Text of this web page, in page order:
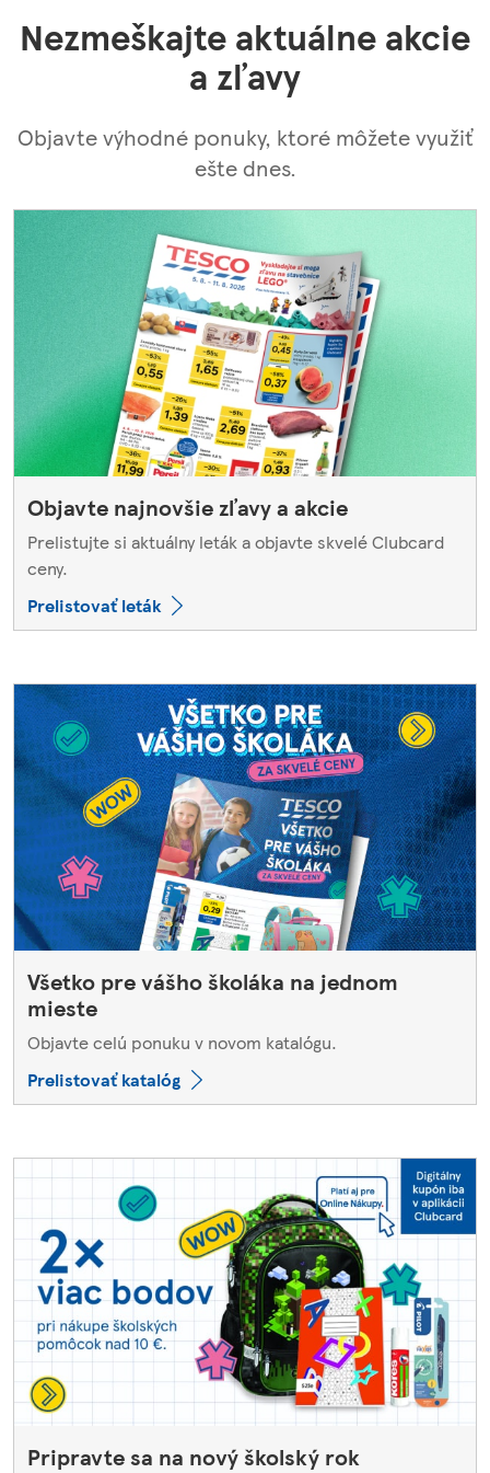
Nezmeškajte aktuálne akcie
a zľavy
Objavte výhodné ponuky, ktoré môžete využiť
ešte dnes.
Objavte najnovšie zľavy a akcie
Prelistujte si aktuálny leták a objavte skvelé Clubcard
ceny.
Prelistovať leták
Všetko pre vášho školáka na jednom
mieste
Objavte celú ponuku v novom katalógu.
Prelistovať katalóg
Pripravte sa na nový školský rok